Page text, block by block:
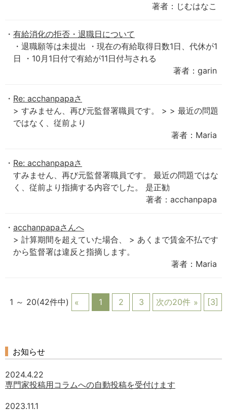
著者：じむはなこ
有給消化の拒否・退職日について
・退職願等は未提出 ・現在の有給取得日数1日、代休が1
日 ・10月1日付で有給が11日付与される
著者：garin
Re: acchanpapaさ
> すみません、再び元監督署職員です。 > > 最近の問題
ではなく、従前より
著者：Maria
Re: acchanpapaさ
すみません、再び元監督署職員です。 最近の問題ではな
く、従前より指摘する内容でした。 是正勧
著者：acchanpapa
acchanpapaさんへ
> 計算期間を超えていた場合、 > あくまで賃金不払です
から監督署は違反と指摘します。
著者：Maria
1 ～ 20(42件中) 1 2 3 次の20件 [3]
お知らせ
2024.4.22
専門家投稿用コラムへの自動投稿を受付けます
2023.11.1